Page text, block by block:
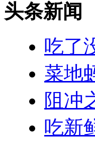
头条新闻
吃了
菜地
阻冲
吃新